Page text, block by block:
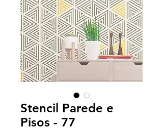
Stencil Parede e
Pisos - 77